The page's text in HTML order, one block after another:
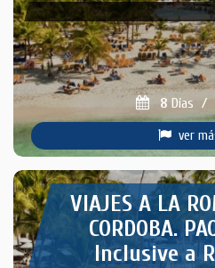
8 Días /
ver
VIAJES A LA
CORDOBA.
Inclusive a